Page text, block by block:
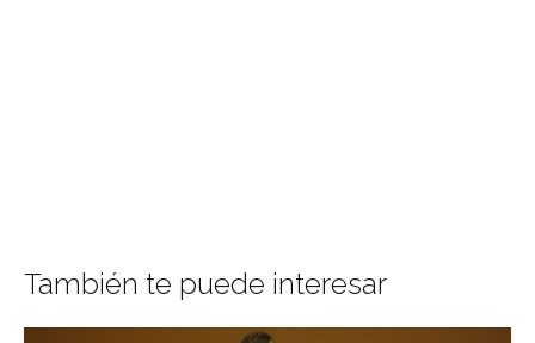
También te puede interesar